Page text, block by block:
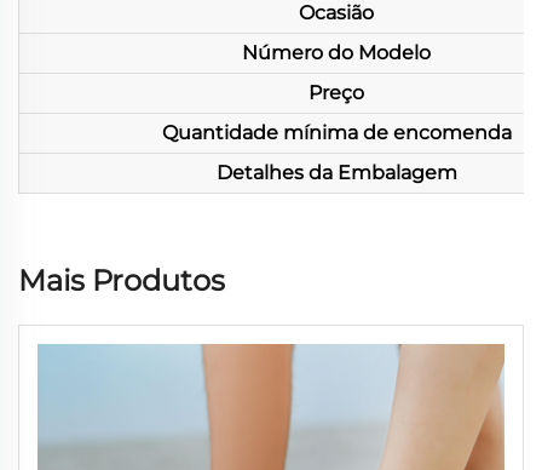
Ocasião
Número do Modelo
Preço
Quantidade mínima de encomenda
Detalhes da Embalagem
Mais Produtos